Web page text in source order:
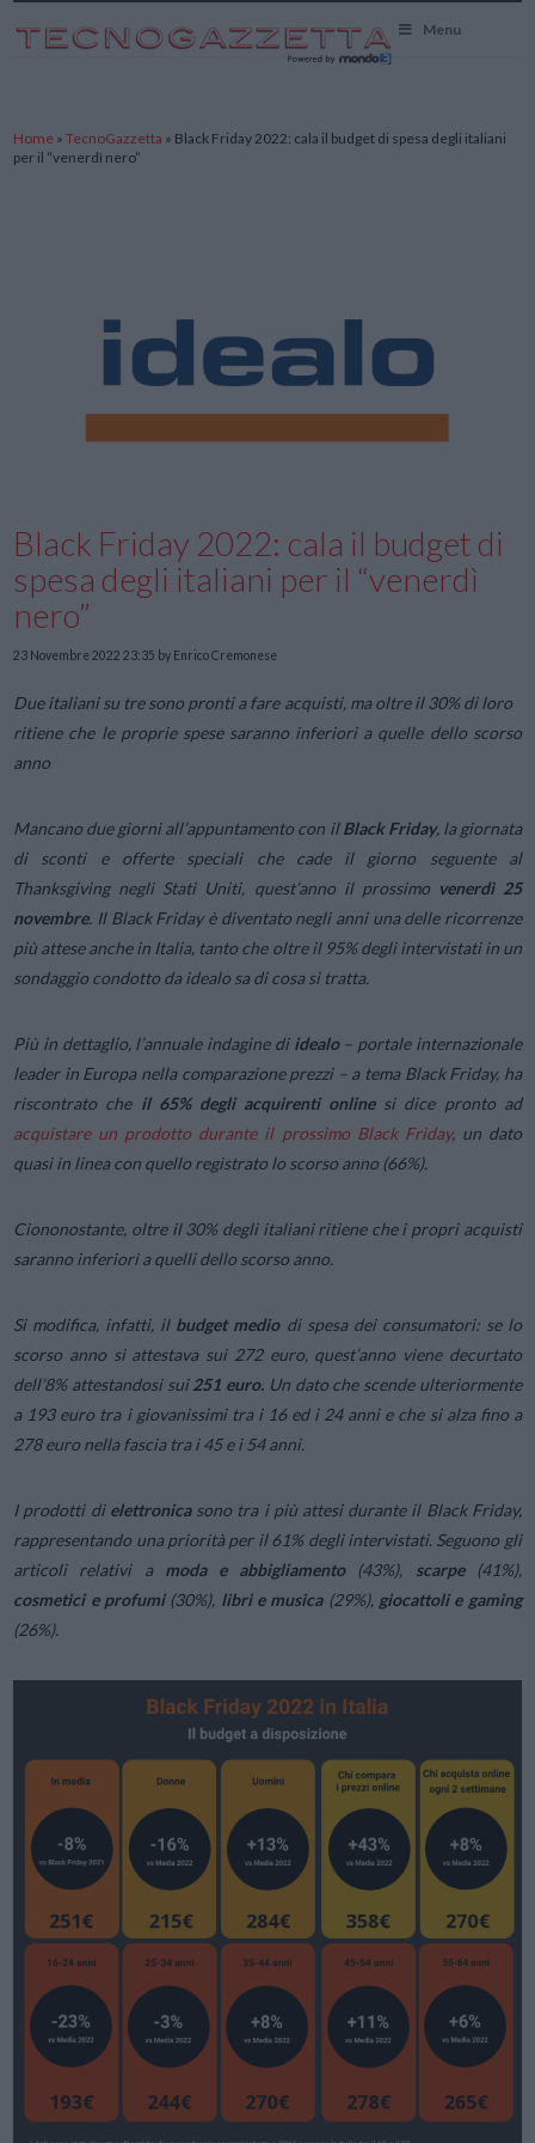
Menu
Home »TecnoGazzetta » Black Friday 2022: cala il budget di spesa degli italiani
per il “venerdì nero”
Black Friday 2022: cala il budget di
spesa degli italiani per il “venerdì
nero”
23 Novembre 2022 23:35 by Enrico Cremonese
Due italiani su tre sono pronti a fare acquisti, ma oltre il 30% di loro
ritiene che le proprie spese saranno inferiori a quelle dello scorso
anno
Mancano due giorni all’appuntamento con ilBlack Friday, la giornata
di sconti e offerte speciali che cade il giorno seguente al
Thanksgiving negli Stati Uniti, quest’anno il prossimo venerdì 25
novembre. Il Black Fridayè diventato negli anni una delle ricorrenze
più attese anche in Italia, tanto che oltre il 95% degli intervistati in un
sondaggio condotto da idealo sa di cosa si tratta.
Più in dettaglio, l’annuale indagine di idealo – portale internazionale
leader in Europa nella comparazione prezzi – a tema Black Friday, ha
riscontrato che il 65% degli acquirenti online si dice pronto ad
acquistare un prodotto durante il prossimo Black Friday, un dato
quasi in linea con quello registrato lo scorso anno (66%).
Ciononostante, oltre il 30% degli italiani ritiene che i propri acquisti
saranno inferiori a quelli dello scorso anno.
Si modifica, infatti, il budget mediodi spesa dei consumatori: se lo
scorso anno si attestava sui 272 euro, quest’anno viene decurtato
dell’8% attestandosi sui251 euro. Un dato che scende ulteriormente
a 193 euro tra i giovanissimi tra i 16 ed i 24 anni e che si alza fino a
278 euro nella fascia tra i 45 e i 54 anni.
I prodotti di elettronicasono tra i più attesi durante il Black Friday,
rappresentando una priorità per il 61% degli intervistati. Seguono gli
articoli relativi a moda e abbigliamento(43%), scarpe(41%),
cosmetici e profumi(30%), libri e musica(29%), giocattoli e gaming
(26%).